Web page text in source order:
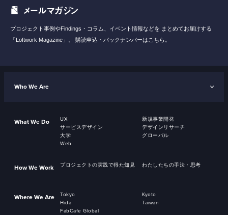
メールマガジン
プロジェクト事例やFindings・コラム、イベント情報などを まとめてお届けする
「Loftwork Magazine」。
購読申込・バックナンバーはこちら。
Who We Are
What We Do UX
新規事業開発
サービスデザイン
デザインリサーチ
大学
グローバル
Web
How We Work プロジェクトの実践で得た知見 わたしたちの手法・思考
Where We Are Tokyo
Kyoto
Hida
Taiwan
FabCafe Global